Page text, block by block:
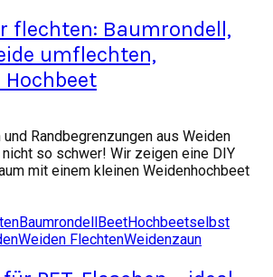
flechten: Baumrondell,
umflechten,
Randbegrenzungen aus Weiden
so schwer! Wir zeigen eine DIY
mit einem kleinen Weidenhochbeet
Baumrondell BeetHochbeetselbst
Weiden FlechtenWeidenzaun